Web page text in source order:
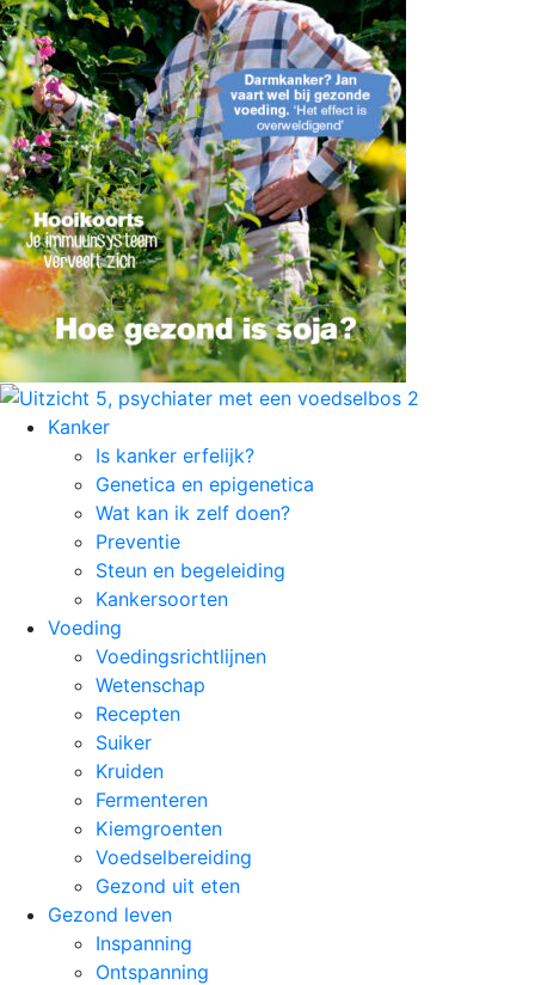
Kanker
Is kanker erfelijk?
Genetica en epigenetica
Wat kan ik zelf doen?
Preventie
Steun en begeleiding
Kankersoorten
Voeding
Voedingsrichtlijnen
Wetenschap
Recepten
Suiker
Kruiden
Fermenteren
Kiemgroenten
Voedselbereiding
Gezond uit eten
Gezond leven
Inspanning
Ontspanning